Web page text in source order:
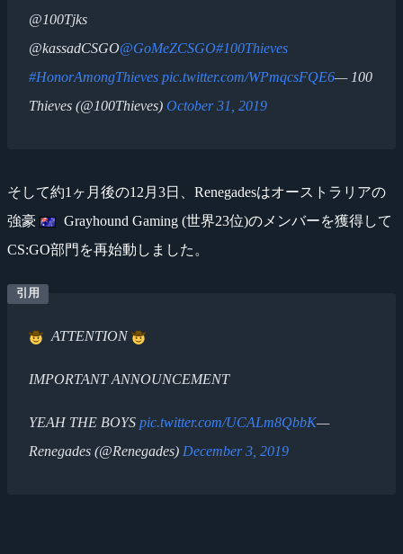
@100Tjks
@kassadCSGO@GoMeZCSGO#100Thieves
#HonorAmongThieves pic.twitter.com/WPmqcsFQE6— 100
Thieves (@100Thieves) October 31, 2019
そして約1ヶ月後の12月3日、Renegadesはオーストラリアの
強豪
Grayhound Gaming (世界23位)のメンバーを獲得して
CS:GO部門を再始動しました。
ATTENTION
IMPORTANT ANNOUNCEMENT
YEAH THE BOYS pic.twitter.com/UCALm8QbbK—
Renegades (@Renegades) December 3, 2019